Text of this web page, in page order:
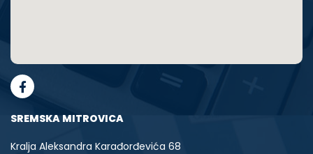
SREMSKA MITROVICA
Kralja Aleksandra Karađorđevića 68